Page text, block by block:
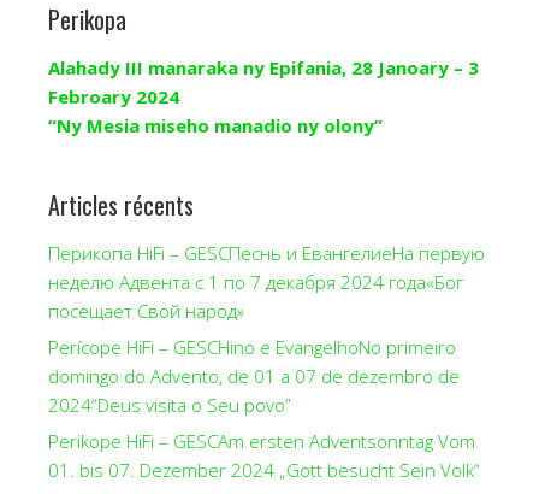
Perikopa
Alahady III manaraka ny Epifania, 28 Janoary – 3
Febroary 2024
“Ny Mesia miseho manadio ny olony”
Articles récents
Перикопа HiFi – GESCПеснь и ЕвангелиеНа первую
неделю Адвента с 1 по 7 декабря 2024 года«Бог
посещает Свой народ»
Perícope HiFi – GESCHino e EvangelhoNo primeiro
domingo do Advento, de 01 a 07 de dezembro de
2024“Deus visita o Seu povo”
Perikope HiFi – GESCAm ersten Adventsonntag Vom
01. bis 07. Dezember 2024 „Gott besucht Sein Volk“